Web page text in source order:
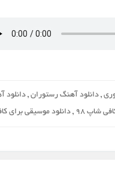
,دانلود آهنگ رستوران ,دانلود
شاپ 98 , دانلود موسیقی برای